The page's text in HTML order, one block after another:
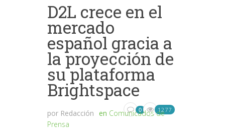
D2L crece en el
mercado
español gracia a
la proyección de
su plataforma
Brightspace
por Redacción en Comunicados de
Prensa
0 1277